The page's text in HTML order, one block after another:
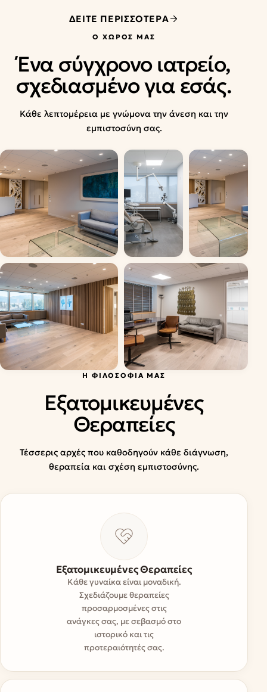
ΔΕΊΤΕ ΠΕΡΙΣΣΌΤΕΡΑ
Ο ΧΏΡΟΣ ΜΑΣ
Ένα σύγχρονο ιατρείο,
σχεδιασμένο για εσάς.
Κάθε λεπτομέρεια με γνώμονα την άνεση και την
εμπιστοσύνη σας.
Η ΦΙΛΟΣΟΦΊΑ ΜΑΣ
Εξατομικευμένες
Θεραπείες
Τέσσερις αρχές που καθοδηγούν κάθε διάγνωση,
θεραπεία και σχέση εμπιστοσύνης.
Εξατομικευμένες Θεραπείες
Κάθε γυναίκα είναι μοναδική.
Σχεδιάζουμε θεραπείες
προσαρμοσμένες στις
ανάγκες σας, με σεβασμό στο
ιστορικό και τις
προτεραιότητές σας.